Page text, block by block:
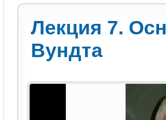
Лекция 7.
Вундта